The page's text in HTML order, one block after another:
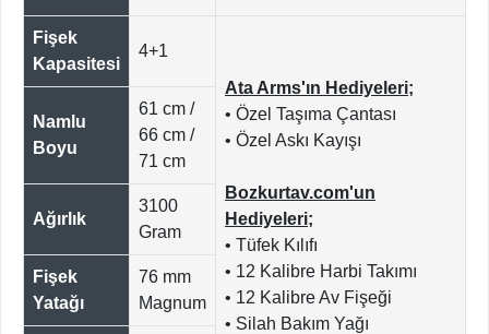
Fişek
Kapasitesi
4+1
Ata Arms'ın Hediyeleri;
• Özel Taşıma Çantası
• Özel Askı Kayışı
Bozkurtav.com'un
Hediyeleri;
• Tüfek Kılıfı
• 12 Kalibre Harbi Takımı
• 12 Kalibre Av Fişeği
• Silah Bakım Yağı
Namlu
Boyu
61 cm /
66 cm /
71 cm
Ağırlık
3100
Gram
Fişek
Yatağı
76 mm
Magnum